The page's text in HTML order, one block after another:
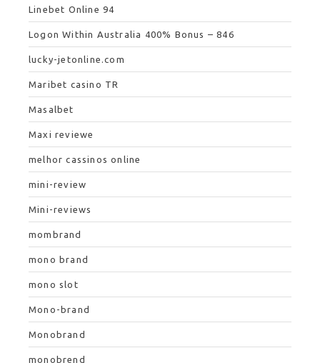
Linebet Online 94
Logon Within Australia 400% Bonus – 846
lucky-jetonline.com
Maribet casino TR
Masalbet
Maxi reviewe
melhor cassinos online
mini-review
Mini-reviews
mombrand
mono brand
mono slot
Mono-brand
Monobrand
monobrend